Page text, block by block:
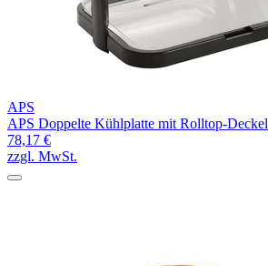
APS
APS Doppelte Kühlplatte mit Rolltop-Deckel
78,17 €
zzgl. MwSt.